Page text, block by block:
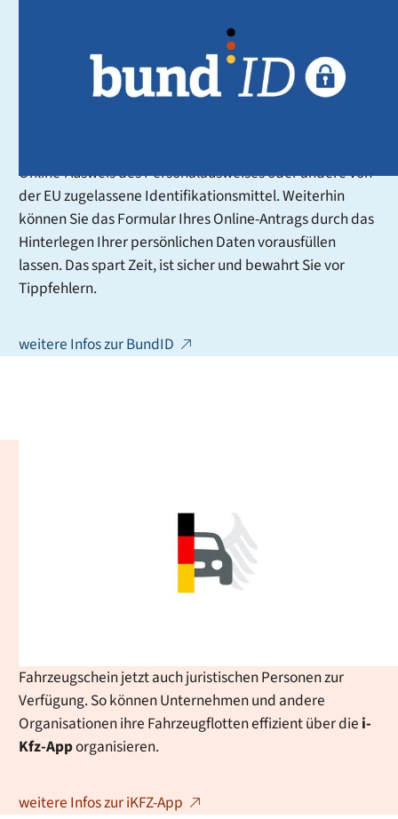
Mit der BundID erhalten Sie im Rahmen des
Onlinezugangsgesetzes (OZG) ein zentrales Konto, mit
dem Sie sich online gegenüber Behörden ausweisen
Online-Ausweis des Personalausweises oder andere von
der EU zugelassene Identifikationsmittel. Weiterhin
können Sie das Formular Ihres Online-Antrags durch das
Hinterlegen Ihrer persönlichen Daten vorausfüllen
lassen. Das spart Zeit, ist sicher und bewahrt Sie vor
Tippfehlern.
weitere Infos zur BundID
sicher und immer griffbereit
Ob Auto, Moped oder Wohnmobil: Die App ermöglicht es
Fahrzeugschein jetzt auch juristischen Personen zur
Verfügung. So können Unternehmen und andere
Organisationen ihre Fahrzeugflotten effizient über die i-
Kfz-Apporganisieren.
weitere Infos zur iKFZ-App